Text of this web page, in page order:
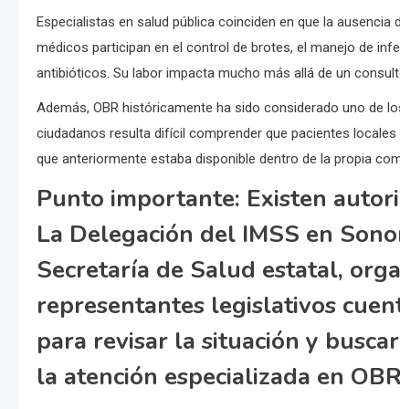
Especialistas en salud pública coinciden en que la
médicos participan en el control de brotes, el manejo de
antibióticos. Su labor impacta mucho más allá de un
Además, OBR históricamente ha sido considerado uno de
ciudadanos resulta difícil comprender que pacientes
que anteriormente estaba disponible dentro de la propia
Punto importante: Existen
La Delegación del IMSS en
Secretaría de Salud estatal,
representantes legislativos
para revisar la situación y
la atención especializada en